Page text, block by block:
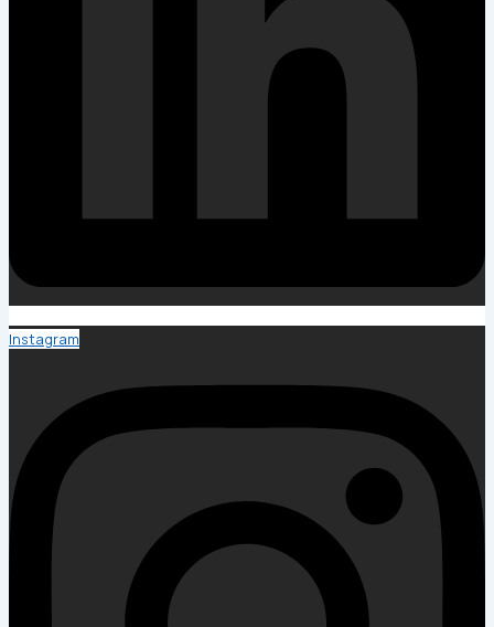
Instagram